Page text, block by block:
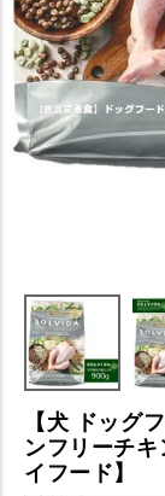
【犬 ドッグ
ンフリーチ
イフード】